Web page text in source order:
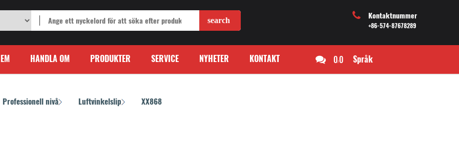
Kontaktnummer
+86-574-87678289
HANDLA OM PRODUKTER SERVICE NYHETER KONTAKT 0/0 Språk
Professionell nivå Luftvinkelslip XX868